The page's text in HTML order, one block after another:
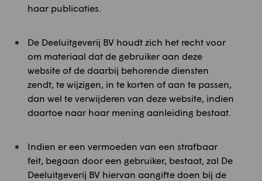
haar publicaties.
De Deeluitgeverij BV houdt zich het recht voor
om materiaal dat de gebruiker aan deze
website of de daarbij behorende diensten
zendt, te wijzigen, in te korten of aan te passen,
dan wel te verwijderen van deze website, indien
daartoe naar haar mening aanleiding bestaat.
Indien er een vermoeden van een strafbaar
feit, begaan door een gebruiker, bestaat, zal De
Deeluitgeverij BV hiervan aangifte doen bij de